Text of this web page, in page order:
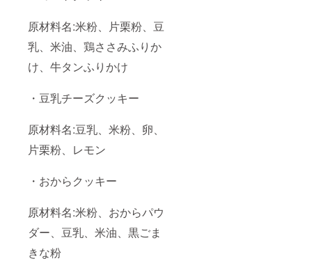
原材料名:米粉、片栗粉、豆
乳、米油、鶏ささみふりか
け、牛タンふりかけ
・豆乳チーズクッキー
原材料名:豆乳、米粉、卵、
片栗粉、レモン
・おからクッキー
原材料名:米粉、おからパウ
ダー、豆乳、米油、黒ごま
きな粉